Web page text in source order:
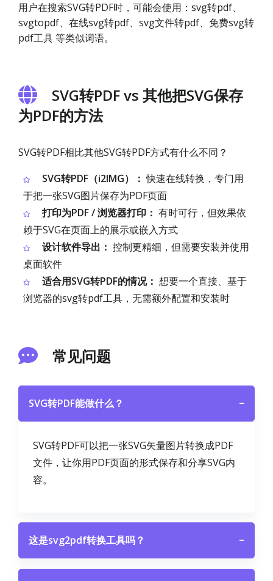
用户在搜索SVG转PDF时，可能会使用：svg转pdf、
svgtopdf、在线svg转pdf、svg文件转pdf、免费svg转
pdf工具 等类似词语。
SVG转PDF vs 其他把SVG保存
为PDF的方法
SVG转PDF相比其他SVG转PDF方式有什么不同？
SVG转PDF（i2IMG）： 快速在线转换，专门用
于把一张SVG图片保存为PDF页面
打印为PDF / 浏览器打印： 有时可行，但效果依
赖于SVG在页面上的展示或嵌入方式
设计软件导出： 控制更精细，但需要安装并使用
桌面软件
适合用SVG转PDF的情况： 想要一个直接、基于
浏览器的svg转pdf工具，无需额外配置和安装时
常见问题
SVG转PDF能做什么？ −
SVG转PDF可以把一张SVG矢量图片转换成PDF
文件，让你用PDF页面的形式保存和分享SVG内
容。
这是svg2pdf转换工具吗？ −